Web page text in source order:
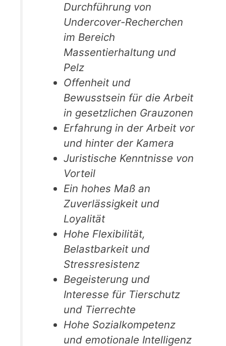
Durchführung von
Undercover-Recherchen
im Bereich
Massentierhaltung und
Pelz
Offenheit und
Bewusstsein für die Arbeit
in gesetzlichen Grauzonen
Erfahrung in der Arbeit vor
und hinter der Kamera
Juristische Kenntnisse von
Vorteil
Ein hohes Maß an
Zuverlässigkeit und
Loyalität
Hohe Flexibilität,
Belastbarkeit und
Stressresistenz
Begeisterung und
Interesse für Tierschutz
und Tierrechte
Hohe Sozialkompetenz
und emotionale Intelligenz